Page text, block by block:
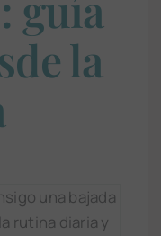
la
una bajada
rutina diaria y